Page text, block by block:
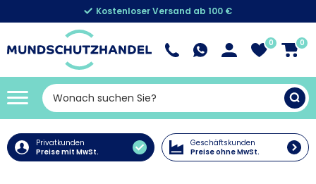
Kostenloser Versand ab 100 €
0 0
Privatkunden
Preise mit MwSt.
Geschäftskunden
Preise ohne MwSt.